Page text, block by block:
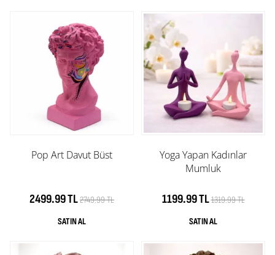
Pop Art Davut Büst
2499.99 TL2749.99 TL
Yoga Yapan Kadınlar
Mumluk
1199.99 TL1319.99 TL